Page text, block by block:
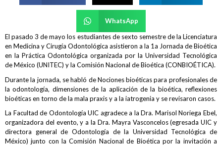
WhatsApp
El pasado 3 de mayo los estudiantes de sexto semestre de la Licenciatura
en Medicina y Cirugía Odontológica asistieron a la 1a Jornada de Bioética
en la Práctica Odontológica organizada por la Universidad Tecnológica
de México (UNITEC) y la Comisión Nacional de Bioética (CONBIOÉTICA).
Durante la jornada, se habló de Nociones bioéticas para profesionales de
la odontología, dimensiones de la aplicación de la bioética, reflexiones
bioéticas en torno de la mala praxis y a la iatrogenia y se revisaron casos.
La Facultad de Odontología UIC agradece a la Dra. Marisol Noriega Ebel,
organizadora del evento, y a la Dra. Mayra Vasconcelos (egresada UIC y
directora general de Odontología de la Universidad Tecnológica de
México) junto con la Comisión Nacional de Bioética por la invitación a